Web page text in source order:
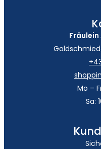
Fräulein
Mo –
Sa: